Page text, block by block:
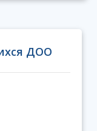
ДОО